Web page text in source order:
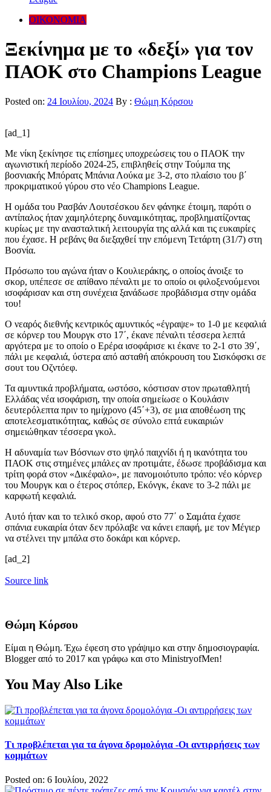
ΟΙΚΟΝΟΜΙΑ
Ξεκίνημα με το «δεξί» για τον
ΠΑΟΚ στο Champions League
Posted on: 24 Ιουλίου, 2024 By : Θώμη Κόρσου
[ad_1]
Με νίκη ξεκίνησε τις επίσημες υποχρεώσεις του ο ΠΑΟΚ την
αγωνιστική περίοδο 2024-25, επιβληθείς στην Τούμπα της
βοσνιακής Μπόρατς Μπάνια Λούκα με 3-2, στο πλαίσιο του β΄
προκριματικού γύρου στο νέο Champions League.
Η ομάδα του Ρασβάν Λουτσέσκου δεν φάνηκε έτοιμη, παρότι ο
αντίπαλος ήταν χαμηλότερης δυναμικότητας, προβληματίζοντας
κυρίως με την ανασταλτική λειτουργία της αλλά και τις ευκαιρίες
που έχασε. Η ρεβάνς θα διεξαχθεί την επόμενη Τετάρτη (31/7) στη
Βοσνία.
Πρόσωπο του αγώνα ήταν ο Κουλιεράκης, ο οποίος άνοιξε το
σκορ, υπέπεσε σε απίθανο πέναλτι με το οποίο οι φιλοξενούμενοι
ισοφάρισαν και στη συνέχεια ξανάδωσε προβάδισμα στην ομάδα
του!
Ο νεαρός διεθνής κεντρικός αμυντικός «έγραψε» το 1-0 με κεφαλιά
σε κόρνερ του Μουργκ στο 17΄, έκανε πέναλτι τέσσερα λεπτά
αργότερα με το οποίο ο Ερέρα ισοφάρισε κι έκανε το 2-1 στο 39΄,
πάλι με κεφαλιά, ύστερα από ασταθή απόκρουση του Σισκόφσκι σε
σουτ του Οζντόεφ.
Τα αμυντικά προβλήματα, ωστόσο, κόστισαν στον πρωταθλητή
Ελλάδας νέα ισοφάριση, την οποία σημείωσε ο Κουλάσιν
δευτερόλεπτα πριν το ημίχρονο (45΄+3), σε μια αποθέωση της
αποτελεσματικότητας, καθώς σε σύνολο επτά ευκαιριών
σημειώθηκαν τέσσερα γκολ.
Η αδυναμία των Βόσνιων στο ψηλό παιχνίδι ή η ικανότητα του
ΠΑΟΚ στις στημένες μπάλες αν προτιμάτε, έδωσε προβάδισμα και
τρίτη φορά στον «Δικέφαλο», με πανομοιότυπο τρόπο: νέο κόρνερ
του Μουργκ και ο έτερος στόπερ, Εκόνγκ, έκανε το 3-2 πάλι με
καρφωτή κεφαλιά.
Αυτό ήταν και το τελικό σκορ, αφού στο 77΄ ο Σαμάτα έχασε
σπάνια ευκαιρία όταν δεν πρόλαβε να κάνει επαφή, με τον Μέγιερ
να στέλνει την μπάλα στο δοκάρι και κόρνερ.
[ad_2]
Source link
Θώμη Κόρσου
Είμαι η Θώμη. Έχω έφεση στο γράψιμο και στην δημοσιογραφία.
Blogger από το 2017 και γράφω και στο MinistryofMen!
You May Also Like
Τι προβλέπεται για τα άγονα δρομολόγια -Οι αντιρρήσεις των
κομμάτων
Posted on: 6 Ιουλίου, 2022